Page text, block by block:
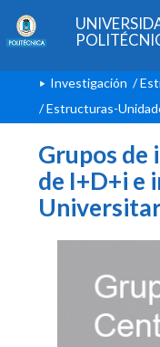
Investigación /
/ Estructuras-
Grupos de
de I+D+i e